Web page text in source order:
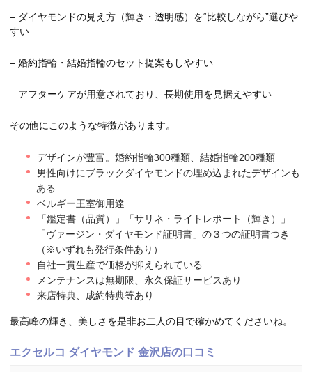
– ダイヤモンドの見え方（輝き・透明感）を“比較しながら”選びや
すい
– 婚約指輪・結婚指輪のセット提案もしやすい
– アフターケアが用意されており、長期使用を見据えやすい
その他にこのような特徴があります。
デザインが豊富。婚約指輪300種類、結婚指輪200種類
男性向けにブラックダイヤモンドの埋め込まれたデザインも
ある
ベルギー王室御用達
「鑑定書（品質）」「サリネ・ライトレポート（輝き）」
「ヴァージン・ダイヤモンド証明書」の３つの証明書つき
（※いずれも発行条件あり）
自社一貫生産で価格が抑えられている
メンテナンスは無期限、永久保証サービスあり
来店特典、成約特典等あり
最高峰の輝き、美しさを是非お二人の目で確かめてくださいね。
エクセルコ ダイヤモンド 金沢店の口コミ